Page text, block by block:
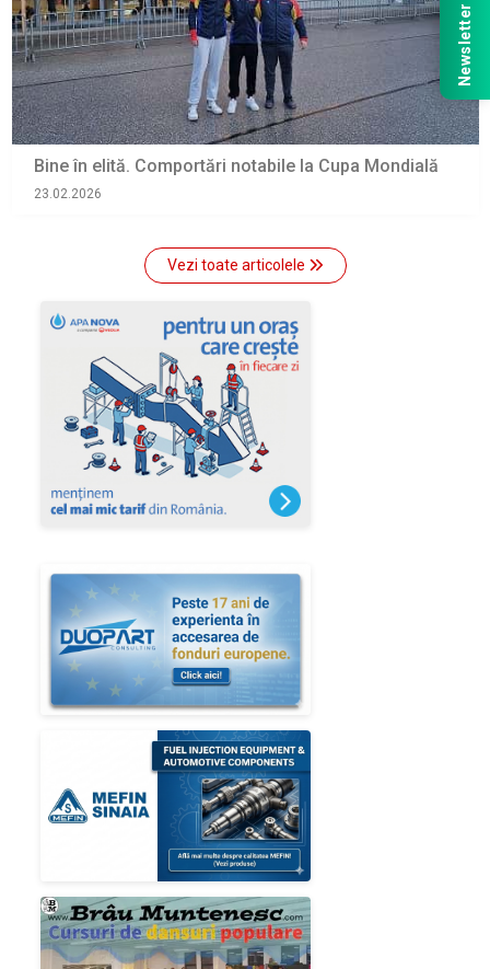
Bine în elită. Comportări notabile la Cupa Mondială
23.02.2026
Vezi toate articolele
Newsletter